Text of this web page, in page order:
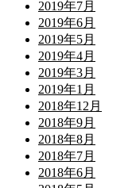
2019年7月
2019年6月
2019年5月
2019年4月
2019年3月
2019年1月
2018年12月
2018年9月
2018年8月
2018年7月
2018年6月